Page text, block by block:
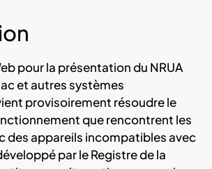
pour la présentation du NRUA
et autres systèmes
provisoirement résoudre le
que rencontrent les
des appareils incompatibles avec
par le Registre de la